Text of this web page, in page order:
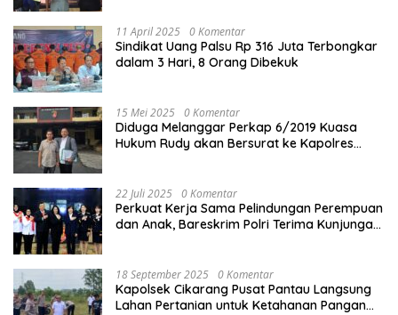
11 April 2025 0 Komentar
Sindikat Uang Palsu Rp 316 Juta Terbongkar
dalam 3 Hari, 8 Orang Dibekuk
15 Mei 2025 0 Komentar
Diduga Melanggar Perkap 6/2019 Kuasa
Hukum Rudy akan Bersurat ke Kapolres
22 Juli 2025 0 Komentar
Perkuat Kerja Sama Pelindungan Perempuan
dan Anak, Bareskrim Polri Terima Kunjungan
18 September 2025 0 Komentar
Kapolsek Cikarang Pusat Pantau Langsung
Lahan Pertanian untuk Ketahanan Pangan